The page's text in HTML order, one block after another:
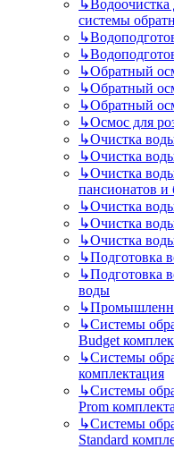
↳
системы
↳
↳
↳Обратный
↳Обратный
↳Обратный
↳Осмос для
↳Очистка
↳Очистка
↳Очистка
пансионатов и
↳Очистка
↳Очистка
↳Очистка
↳Подготовка
↳Подготовка
воды
↳
↳Системы
Budget
↳Системы
комплектация
↳Системы
Prom
↳Системы
Standard